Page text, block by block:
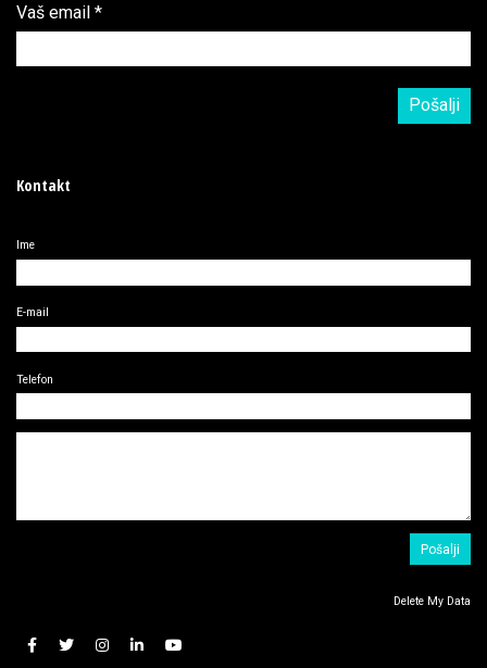
Vaš email *
Kontakt
Ime
E-mail
Telefon
Delete My Data